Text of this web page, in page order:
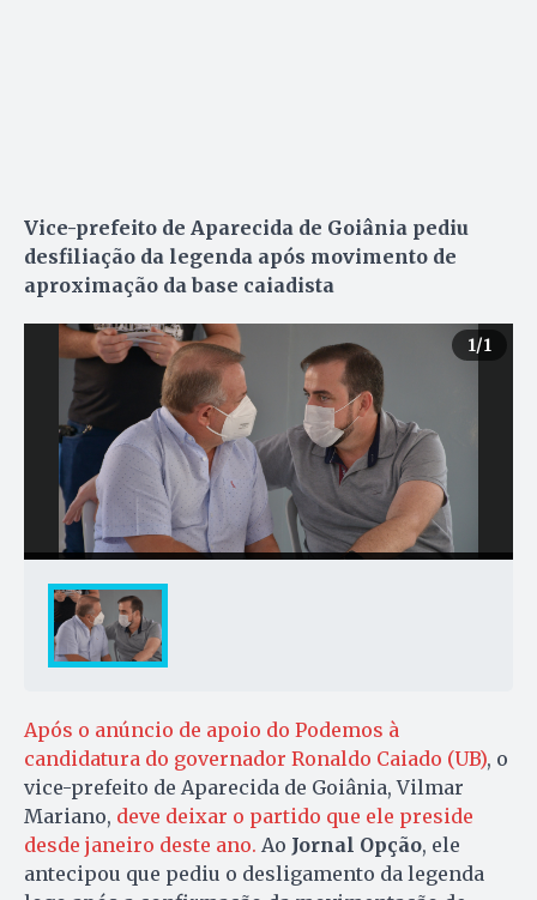
Vice-prefeito de Aparecida de Goiânia pediu
desfiliação da legenda após movimento de
aproximação da base caiadista
1/1
Após o anúncio de apoio do Podemos à
candidatura do governador Ronaldo Caiado (UB), o
vice-prefeito de Aparecida de Goiânia, Vilmar
Mariano, deve deixar o partido que ele preside
desde janeiro deste ano. Ao Jornal Opção, ele
antecipou que pediu o desligamento da legenda